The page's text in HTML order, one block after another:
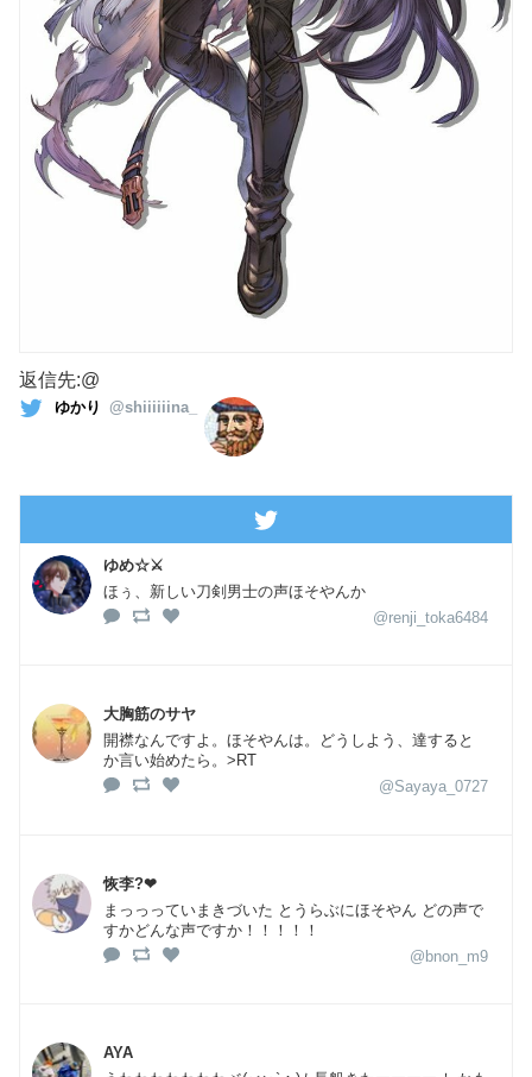
返信先:@
ゆかり @shiiiiiina_
ゆめ☆⚔️
ほぅ、新しい刀剣男士の声ほそやんか
@renji_toka6484
大胸筋のサヤ
開襟なんですよ。ほそやんは。どうしよう、達すると
か言い始めたら。>RT
@Sayaya_0727
恢李?❤
まっっっていまきづいた とうらぶにほそやん どの声で
すかどんな声ですか！！！！！
@bnon_m9
AYA